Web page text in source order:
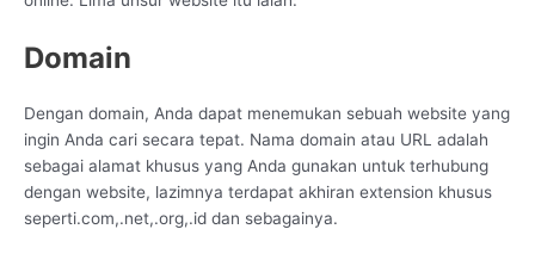
Domain
Dengan domain, Anda dapat menemukan sebuah website yang
ingin Anda cari secara tepat. Nama domain atau URL adalah
sebagai alamat khusus yang Anda gunakan untuk terhubung
dengan website, lazimnya terdapat akhiran extension khusus
seperti.com,.net,.org,.id dan sebagainya.